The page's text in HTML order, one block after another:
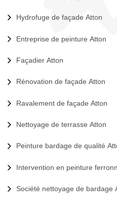
Hydrofuge de façade Atton
Entreprise de peinture Atton
Façadier Atton
Rénovation de façade Atton
Ravalement de façade Atton
Nettoyage de terrasse Atton
Peinture bardage de qualité
Intervention en peinture
Société nettoyage de bardage